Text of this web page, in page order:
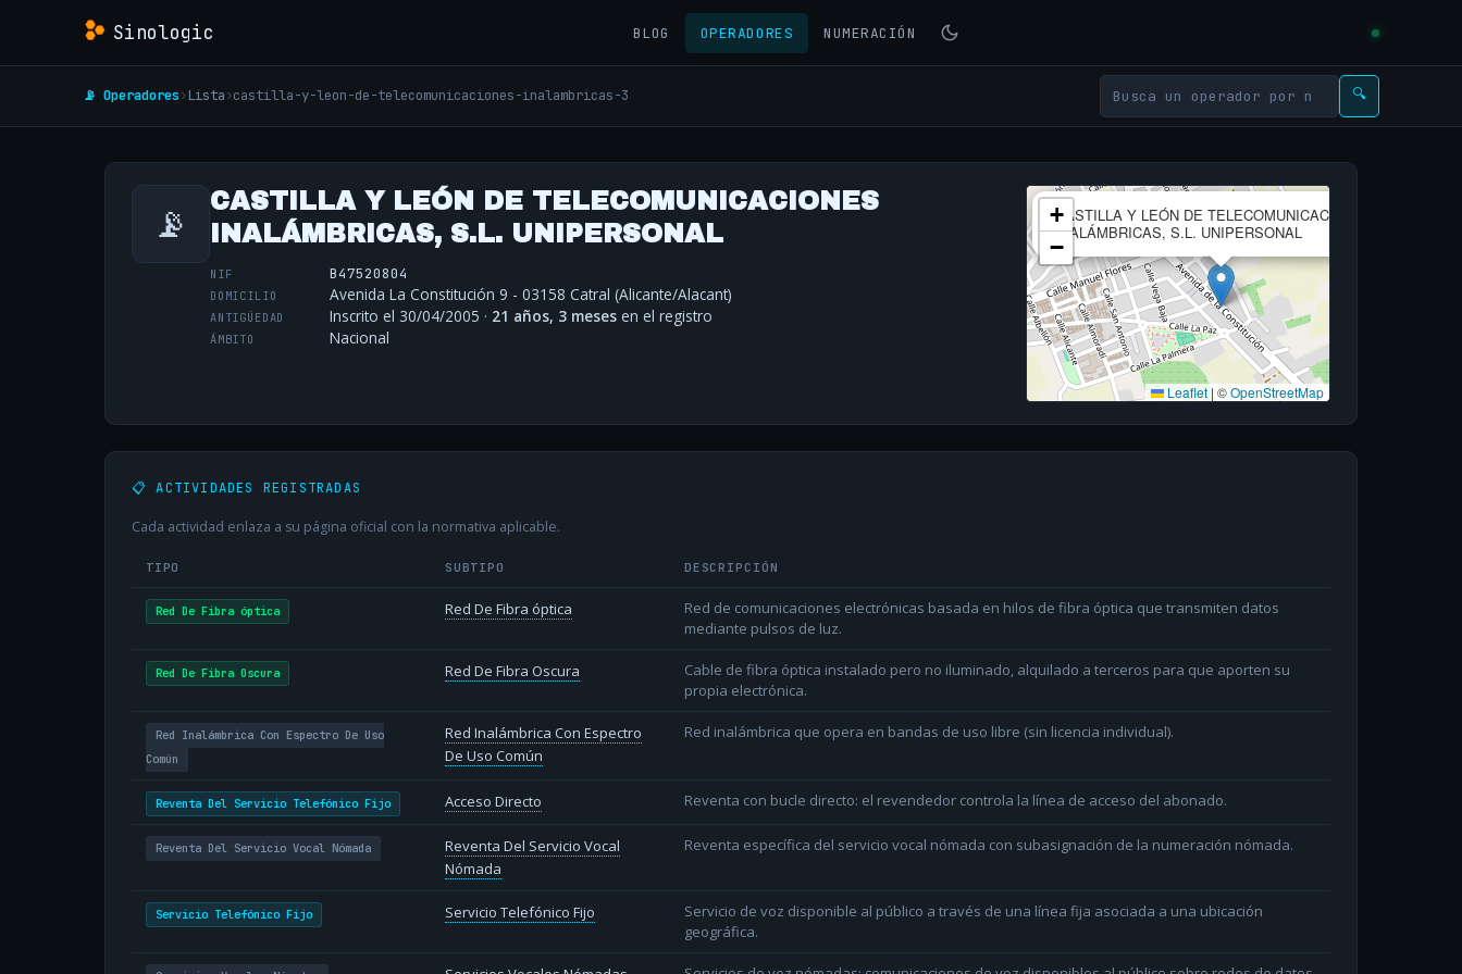
Sinologic BLOG OPERADORES NUMERACIÓN
📡 Operadores› Lista›castilla-y-leon-de-telecomunicaciones-inalambricas-3 🔍
📡
CASTILLA Y LEÓN DE TELECOMUNICACIONES
INALÁMBRICAS, S.L. UNIPERSONAL
NIF B47520804
DOMICILIO Avenida La Constitución 9 - 03158 Catral (Alicante/Alacant)
ANTIGÜEDAD Inscrito el 30/04/2005 · 21 años, 3 meses en el registro
ÁMBITO Nacional
CASTILLA Y LEÓN DE TELECOMUNICACIONES
INALÁMBRICAS, S.L. UNIPERSONAL
+
−
Leaflet | ©OpenStreetMap
📋 ACTIVIDADES REGISTRADAS
Cada actividad enlaza a su página oficial con la normativa aplicable.
TIPO SUBTIPO DESCRIPCIÓN
Red De Fibra óptica Red De Fibra óptica
Red de comunicaciones electrónicas basada en hilos de fibra óptica que transmiten datos
mediante pulsos de luz.
Red De Fibra Oscura Red De Fibra Oscura
Cable de fibra óptica instalado pero no iluminado, alquilado a terceros para que aporten su
propia electrónica.
Red Inalámbrica Con Espectro De Uso
Común
Red Inalámbrica Con Espectro
De Uso Común
Red inalámbrica que opera en bandas de uso libre (sin licencia individual).
Reventa Del Servicio Telefónico Fijo Acceso Directo Reventa con bucle directo: el revendedor controla la línea de acceso del abonado.
Reventa Del Servicio Vocal Nómada
Reventa Del Servicio Vocal
Nómada
Reventa específica del servicio vocal nómada con subasignación de la numeración nómada.
Servicio Telefónico Fijo Servicio Telefónico Fijo
Servicio de voz disponible al público a través de una línea fija asociada a una ubicación
geográfica.